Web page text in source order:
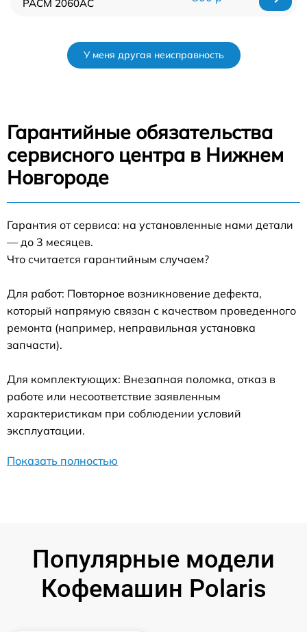
PACM 2060AC
У меня другая неисправность
Гарантийные обязательства
сервисного центра в Нижнем
Новгороде
Гарантия от сервиса: на установленные нами детали
— до 3 месяцев.
Что считается гарантийным случаем?
Для работ: Повторное возникновение дефекта,
который напрямую связан с качеством проведенного
ремонта (например, неправильная установка
запчасти).
Для комплектующих: Внезапная поломка, отказ в
работе или несоответствие заявленным
характеристикам при соблюдении условий
эксплуатации.
Показать полностью
Популярные модели
Кофемашин Polaris